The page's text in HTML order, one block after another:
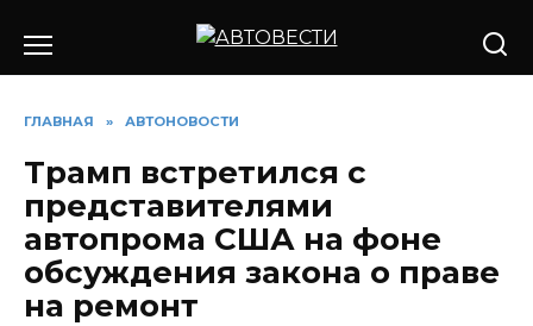
содержанию
ГЛАВНАЯ » АВТОНОВОСТИ
Трамп встретился с
представителями
автопрома США на фоне
обсуждения закона о праве
на ремонт